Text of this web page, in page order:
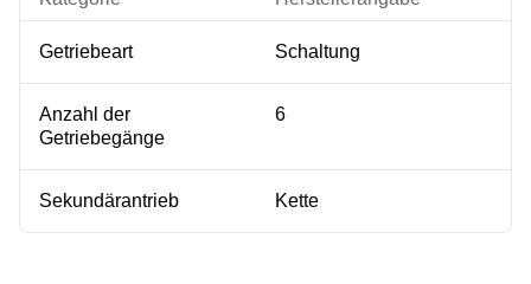
Getriebeart Schaltung
Anzahl der
Getriebegänge
6
Sekundärantrieb Kette